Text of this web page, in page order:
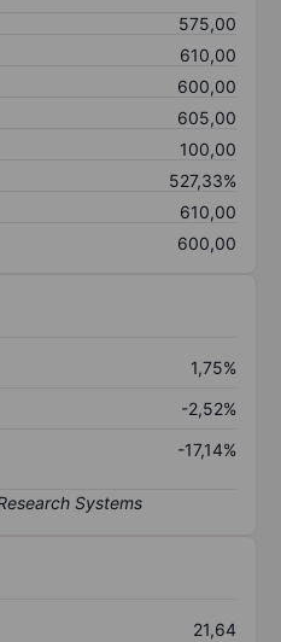
575,00
610,00
600,00
605,00
100,00
527,33%
610,00
600,00
1,75%
-2,52%
-17,14%
21,64